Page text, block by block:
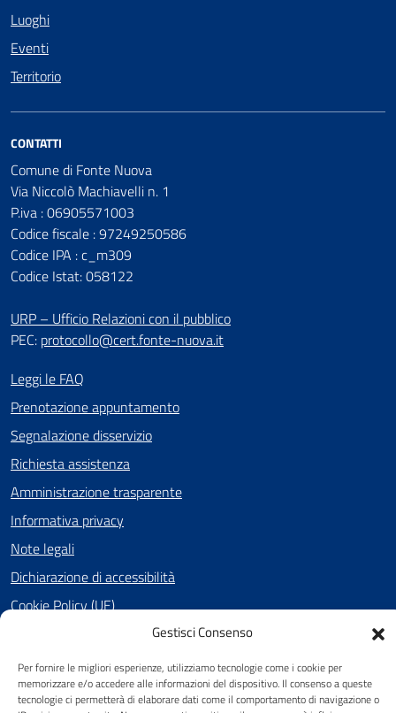
Gestisci Consenso
Per fornire le migliori esperienze, utilizziamo tecnologie come i cookie per
memorizzare e/o accedere alle informazioni del dispositivo. Il consenso a queste
tecnologie ci permetterà di elaborare dati come il comportamento di navigazione o
Luoghi
Eventi
Territorio
CONTATTI
Comune di Fonte Nuova
Via Niccolò Machiavelli n. 1
P.iva : 06905571003
Codice fiscale : 97249250586
Codice IPA : c_m309
Codice Istat: 058122
URP – Ufficio Relazioni con il pubblico
PEC: protocollo@cert.fonte-nuova.it
Leggi le FAQ
Prenotazione appuntamento
Segnalazione disservizio
Richiesta assistenza
Amministrazione trasparente
Informativa privacy
Note legali
Dichiarazione di accessibilità
Cookie Policy (UE)
SEGUICI SU
Facebook